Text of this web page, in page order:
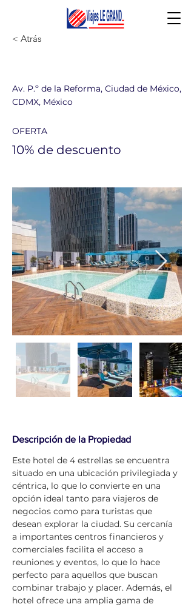
< Atrás
Av. P.º de la Reforma, Ciudad de México,
CDMX, México
OFERTA
10% de descuento
Descripción de la Propiedad
Este hotel de 4 estrellas se encuentra
situado en una ubicación privilegiada y
céntrica, lo que lo convierte en una
opción ideal tanto para viajeros de
negocios como para turistas que
desean explorar la ciudad. Su cercanía
a importantes centros financieros y
comerciales facilita el acceso a
reuniones y eventos, lo que lo hace
perfecto para aquellos que buscan
combinar trabajo y placer. Además, el
hotel ofrece una amplia gama de